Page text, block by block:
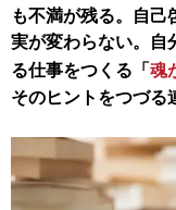
も不満が残る。自己
実が変わらない。自
る仕事をつくる「 魂
そのヒントをつづる